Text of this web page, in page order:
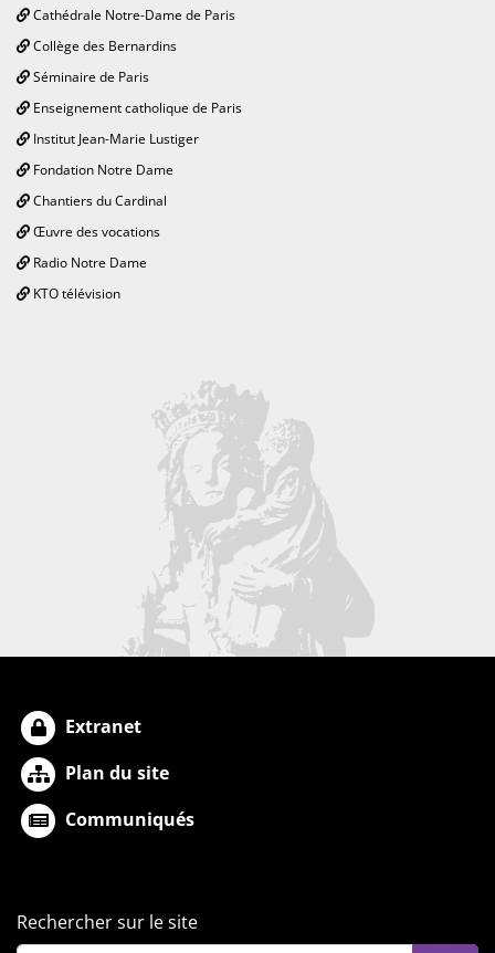
Cathédrale Notre-Dame de Paris
Collège des Bernardins
Séminaire de Paris
Enseignement catholique de Paris
Institut Jean-Marie Lustiger
Fondation Notre Dame
Chantiers du Cardinal
Œuvre des vocations
Radio Notre Dame
KTO télévision
Extranet
Plan du site
Communiqués
Rechercher sur le site